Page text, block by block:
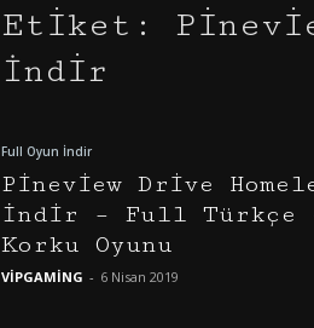
Etiket:
İndir
Full Oyun İndir
Pineview Drive
İndir – Full Türkçe
Korku Oyunu
VİPGAMİNG - 6 Nisan 2019